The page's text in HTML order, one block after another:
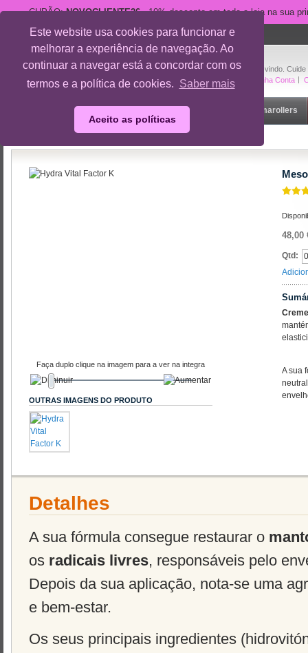
Este website usa cookies para funcionar e
melhorar a experiência de navegação. Ao
continuar a navegar está a concordar com os
termos e a política de cookies. Saber mais
Aceito as políticas
CUPÃO:NOVOCLIENTE26- 10% desconto em toda a loja na sua
Bem-vindo.
A Minha Conta
suporte@cuidedesi.pt
+351 918 595 801
Rosto Dermarollers
Mesoestetic Hydra Vital Factor K
48,00
Qtd:
A sua
Faça duplo clique na imagem para a ver na integra
OUTRAS IMAGENS DO PRODUTO
Detalhes
A sua fórmula consegue restaurar o
os radicais livres, responsáveis pelo
Depois da sua aplicação, nota-se uma
e bem-estar.
Os seus principais ingredientes